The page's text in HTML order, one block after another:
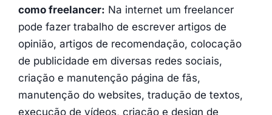
como freelancer: Na internet um freelancer
pode fazer trabalho de escrever artigos de
opinião, artigos de recomendação, colocação
de publicidade em diversas redes sociais,
criação e manutenção página de fãs,
manutenção do websites, tradução de textos,
execução de vídeos, criação e design de